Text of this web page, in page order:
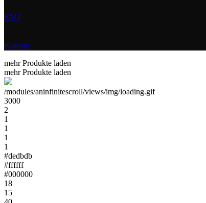
FAQ
Kontakt
mehr Produkte laden
mehr Produkte laden
/modules/aninfinitescroll/views/img/loading.gif
3000
2
1
1
1
1
#dedbdb
#ffffff
#000000
18
15